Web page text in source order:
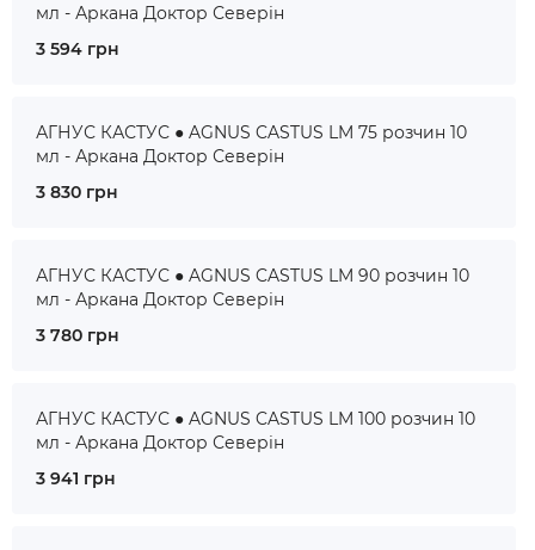
мл - Аркана Доктор Северін
3 594 грн
АГНУС КАСТУС ● AGNUS CASTUS LM 75 розчин 10
мл - Аркана Доктор Северін
3 830 грн
АГНУС КАСТУС ● AGNUS CASTUS LM 90 розчин 10
мл - Аркана Доктор Северін
3 780 грн
АГНУС КАСТУС ● AGNUS CASTUS LM 100 розчин 10
мл - Аркана Доктор Северін
3 941 грн